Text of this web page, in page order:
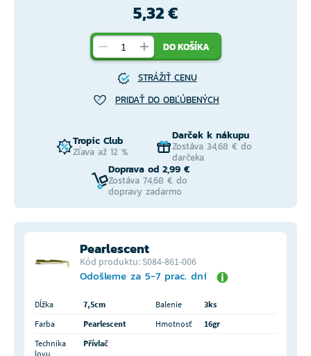
5,32 €
DO KOŠÍKA
STRÁŽIŤ CENU
PRIDAŤ DO OBĽÚBENÝCH
Tropic Club
Zľava až 12 %
Darček k nákupu
Zostáva 34,68 € do
darčeka
Doprava od 2,99 €
Zostáva 74,68 € do
dopravy zadarmo
Pearlescent
Kód produktu: S084-861-006
Odošleme za 5-7 prac. dní
Dĺžka 7,5cm Balenie
3ks
Farba
Pearlescent Hmotnosť
16gr
Technika
lovu
Přívlač